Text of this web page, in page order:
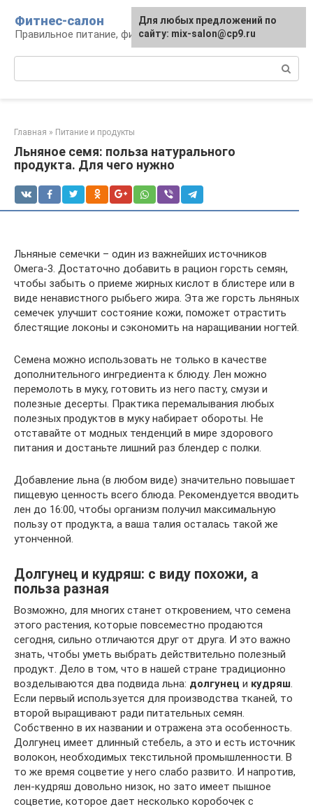
контенту
Фитнес-салон
Правильное питание, фитнес, образ жизни
Главная » Питание и продукты
Льняное семя: польза натурального
продукта. Для чего нужно
Льняные семечки – один из важнейших источников
Омега-3. Достаточно добавить в рацион горсть семян,
чтобы забыть о приеме жирных кислот в блистере или в
виде ненавистного рыбьего жира. Эта же горсть льняных
семечек улучшит состояние кожи, поможет отрастить
блестящие локоны и сэкономить на наращивании ногтей.
Семена можно использовать не только в качестве
дополнительного ингредиента к блюду. Лен можно
перемолоть в муку, готовить из него пасту, смузи и
полезные десерты. Практика перемалывания любых
полезных продуктов в муку набирает обороты. Не
отставайте от модных тенденций в мире здорового
питания и достаньте лишний раз блендер с полки.
Добавление льна (в любом виде) значительно повышает
пищевую ценность всего блюда. Рекомендуется вводить
лен до 16:00, чтобы организм получил максимальную
пользу от продукта, а ваша талия осталась такой же
утонченной.
Долгунец и кудряш: с виду похожи, а
польза разная
Возможно, для многих станет откровением, что семена
этого растения, которые повсеместно продаются
сегодня, сильно отличаются друг от друга. И это важно
знать, чтобы уметь выбрать действительно полезный
продукт. Дело в том, что в нашей стране традиционно
возделываются два подвида льна: долгунец и кудряш.
Если первый используется для производства тканей, то
второй выращивают ради питательных семян.
Собственно в их названии и отражена эта особенность.
Долгунец имеет длинный стебель, а это и есть источник
волокон, необходимых текстильной промышленности. В
то же время соцветие у него слабо развито. И напротив,
лен-кудряш довольно низок, но зато имеет пышное
соцветие, которое дает несколько коробочек с
Для любых предложений по
сайту: mix-salon@cp9.ru